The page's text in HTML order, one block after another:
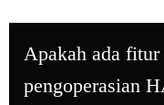
Apakah ada fitur
pengoperasian